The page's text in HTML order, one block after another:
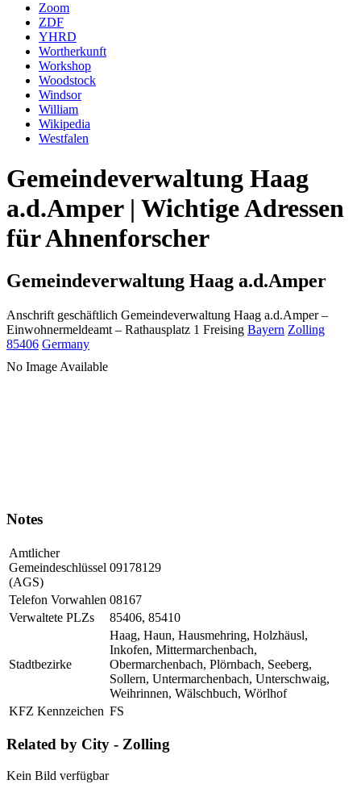
Zoom
ZDF
YHRD
Wortherkunft
Workshop
Woodstock
Windsor
William
Wikipedia
Westfalen
Gemeindeverwaltung Haag
a.d.Amper | Wichtige Adressen
für Ahnenforscher
Gemeindeverwaltung Haag a.d.Amper
Anschrift geschäftlich Gemeindeverwaltung Haag a.d.Amper –
Einwohnermeldeamt – Rathausplatz 1 Freising Bayern Zolling
85406 Germany
No Image Available
Notes
Amtlicher
Gemeindeschlüssel
(AGS)
09178129
Telefon Vorwahlen 08167
Verwaltete PLZs
85406, 85410
Stadtbezirke
Haag, Haun, Hausmehring, Holzhäusl,
Inkofen, Mittermarchenbach,
Obermarchenbach, Plörnbach, Seeberg,
Sollern, Untermarchenbach, Unterschwaig,
Weihrinnen, Wälschbuch, Wörlhof
KFZ Kennzeichen FS
Related by City - Zolling
Kein Bild verfügbar